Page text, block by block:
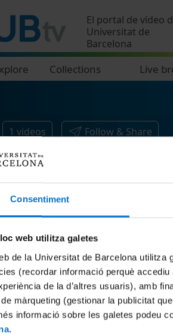
Consentiment
web utilitza galetes
de la Universitat de Barcelona
(recordar informació perquè
de la d’altres usuaris), amb
màrqueting (gestionar la publicitat
informació sobre les galetes podeu
.
El portal de vídeo
Universitat de
Barcelona
Collections Live
1 videos Follow & Share